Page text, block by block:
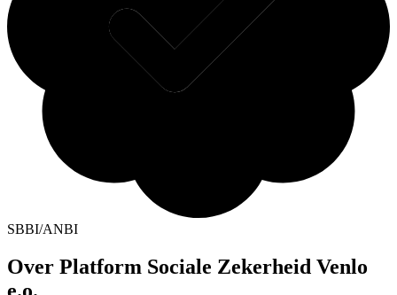
SBBI/ANBI
Over Platform Sociale Zekerheid Venlo